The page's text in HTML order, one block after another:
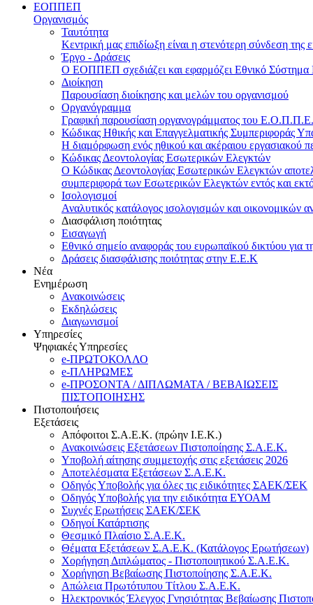
ΕΟΠΠΕΠ
Οργανισμός
Ταυτότητα
Κεντρική μας επιδίωξη είναι η στενότερη σύνδεση της
Έργο - Δράσεις
Ο ΕΟΠΠΕΠ σχεδιάζει και εφαρμόζει Eθνικό Σύστημα
Διοίκηση
Παρουσίαση διοίκησης και μελών του οργανισμού
Οργανόγραμμα
Γραφική παρουσίαση οργανογράμματος του
Κώδικας Ηθικής και Επαγγελματικής Συμπεριφοράς
Η διαμόρφωση ενός ηθικού και ακέραιου εργασιακού
Κώδικας Δεοντολογίας Εσωτερικών Ελεγκτών
Ο Κώδικας Δεοντολογίας Εσωτερικών Ελεγκτών
συμπεριφορά των Εσωτερικών Ελεγκτών εντός και
Ισολογισμοί
Αναλυτικός κατάλογος ισολογισμών και οικονομικών
Διασφάλιση ποιότητας
Εισαγωγή
Εθνικό σημείο αναφοράς του ευρωπαϊκού δικτύου για
Δράσεις διασφάλισης ποιότητας στην Ε.Ε.Κ
Νέα
Ενημέρωση
Ανακοινώσεις
Εκδηλώσεις
Διαγωνισμοί
Υπηρεσίες
Ψηφιακές Υπηρεσίες
e-ΠΡΩΤΟΚΟΛΛΟ
e-ΠΛΗΡΩΜΕΣ
e-ΠΡΟΣΟΝΤΑ / ΔΙΠΛΩΜΑΤΑ / ΒΕΒΑΙΩΣΕΙΣ
ΠΙΣΤΟΠΟΙΗΣΗΣ
Πιστοποιήσεις
Εξετάσεις
Απόφοιτοι Σ.Α.Ε.Κ. (πρώην Ι.Ε.Κ.)
Ανακοινώσεις Εξετάσεων Πιστοποίησης Σ.Α.Ε.Κ.
Υποβολή αίτησης συμμετοχής στις εξετάσεις 2026
Αποτελέσματα Εξετάσεων Σ.Α.Ε.Κ.
Οδηγός Υποβολής για όλες τις ειδικότητες ΣΑΕΚ/ΣΕΚ
Οδηγός Υποβολής για την ειδικότητα ΕΥΟΑΜ
Συχνές Ερωτήσεις ΣΑΕΚ/ΣΕΚ
Οδηγοί Κατάρτισης
Θεσμικό Πλαίσιο Σ.Α.Ε.Κ.
Θέματα Εξετάσεων Σ.Α.Ε.Κ. (Κατάλογος Ερωτήσεων)
Χορήγηση Διπλώματος - Πιστοποιητικού Σ.Α.Ε.Κ.
Χορήγηση Βεβαίωσης Πιστοποίησης Σ.Α.Ε.Κ.
Απώλεια Πρωτότυπου Τίτλου Σ.Α.Ε.Κ.
Ηλεκτρονικός Έλεγχος Γνησιότητας Βεβαίωσης